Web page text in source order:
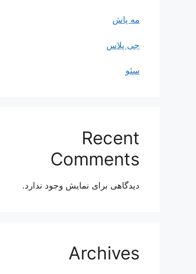
مه پاش
جی پلاس
سئو
Recent
Comments
دیدگاهی برای نمایش وجود ندارد.
Archives